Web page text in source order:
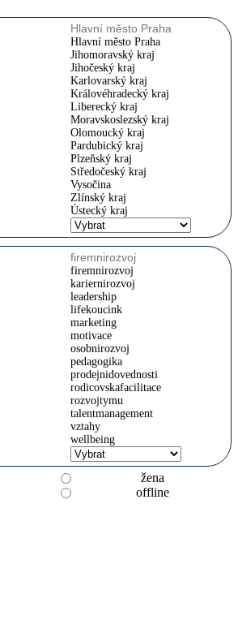
Hlavní město Praha
Jihomoravský kraj
Jihočeský kraj
Karlovarský kraj
Královéhradecký kraj
Liberecký kraj
Moravskoslezský kraj
Olomoucký kraj
Pardubický kraj
Plzeňský kraj
Středočeský kraj
Vysočina
Zlínský kraj
Ústecký kraj
firemnirozvoj
kariernirozvoj
leadership
lifekoucink
marketing
motivace
osobnirozvoj
pedagogika
prodejnidovednosti
rodicovskafacilitace
rozvojtymu
talentmanagement
vztahy
wellbeing
žena
offline